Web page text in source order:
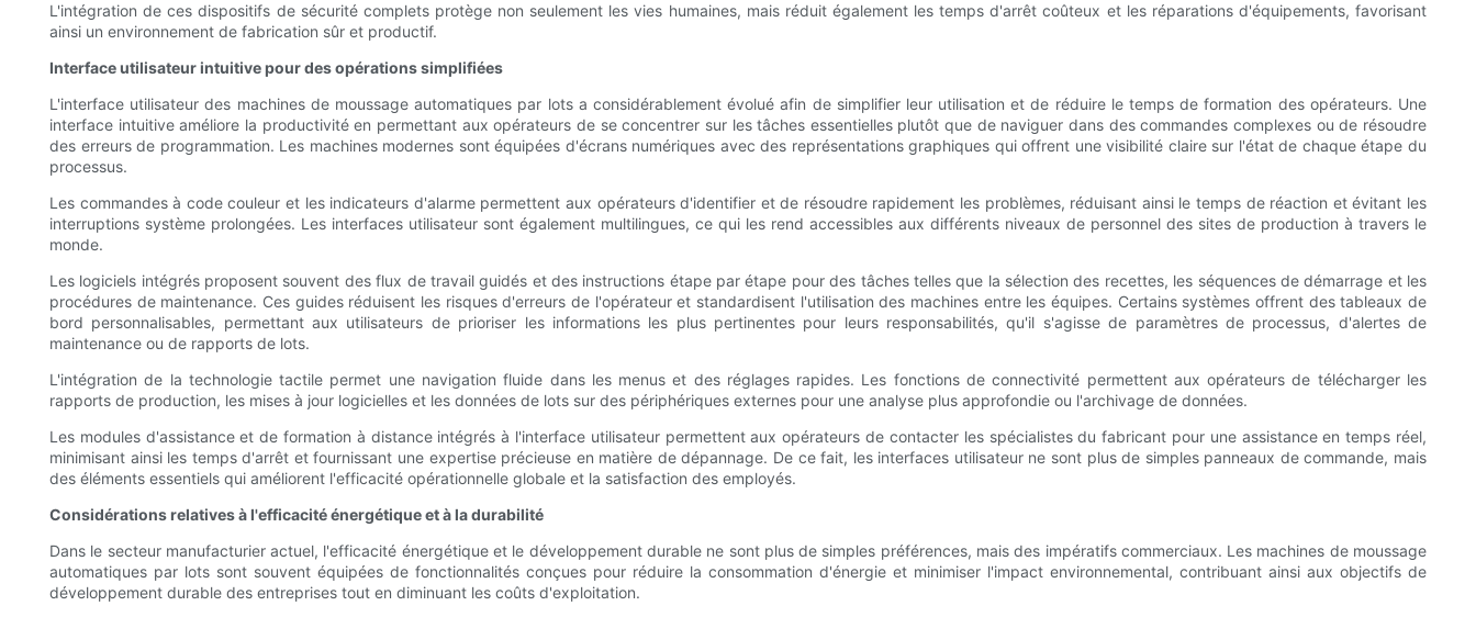
L'intégration de ces dispositifs de sécurité complets protège non seulement les vies humaines, mais réduit également les temps d'arrêt coûteux et les réparations d'équipements, favorisant
ainsi un environnement de fabrication sûr et productif.
Interface utilisateur intuitive pour des opérations simplifiées
L'interface utilisateur des machines de moussage automatiques par lots a considérablement évolué afin de simplifier leur utilisation et de réduire le temps de formation des opérateurs. Une
interface intuitive améliore la productivité en permettant aux opérateurs de se concentrer sur les tâches essentielles plutôt que de naviguer dans des commandes complexes ou de résoudre
des erreurs de programmation. Les machines modernes sont équipées d'écrans numériques avec des représentations graphiques qui offrent une visibilité claire sur l'état de chaque étape du
processus.
Les commandes à code couleur et les indicateurs d'alarme permettent aux opérateurs d'identifier et de résoudre rapidement les problèmes, réduisant ainsi le temps de réaction et évitant les
interruptions système prolongées. Les interfaces utilisateur sont également multilingues, ce qui les rend accessibles aux différents niveaux de personnel des sites de production à travers le
monde.
Les logiciels intégrés proposent souvent des flux de travail guidés et des instructions étape par étape pour des tâches telles que la sélection des recettes, les séquences de démarrage et les
procédures de maintenance. Ces guides réduisent les risques d'erreurs de l'opérateur et standardisent l'utilisation des machines entre les équipes. Certains systèmes offrent des tableaux de
bord personnalisables, permettant aux utilisateurs de prioriser les informations les plus pertinentes pour leurs responsabilités, qu'il s'agisse de paramètres de processus, d'alertes de
maintenance ou de rapports de lots.
L'intégration de la technologie tactile permet une navigation fluide dans les menus et des réglages rapides. Les fonctions de connectivité permettent aux opérateurs de télécharger les
rapports de production, les mises à jour logicielles et les données de lots sur des périphériques externes pour une analyse plus approfondie ou l'archivage de données.
Les modules d'assistance et de formation à distance intégrés à l'interface utilisateur permettent aux opérateurs de contacter les spécialistes du fabricant pour une assistance en temps réel,
minimisant ainsi les temps d'arrêt et fournissant une expertise précieuse en matière de dépannage. De ce fait, les interfaces utilisateur ne sont plus de simples panneaux de commande, mais
des éléments essentiels qui améliorent l'efficacité opérationnelle globale et la satisfaction des employés.
Considérations relatives à l'efficacité énergétique et à la durabilité
Dans le secteur manufacturier actuel, l'efficacité énergétique et le développement durable ne sont plus de simples préférences, mais des impératifs commerciaux. Les machines de moussage
automatiques par lots sont souvent équipées de fonctionnalités conçues pour réduire la consommation d'énergie et minimiser l'impact environnemental, contribuant ainsi aux objectifs de
développement durable des entreprises tout en diminuant les coûts d'exploitation.